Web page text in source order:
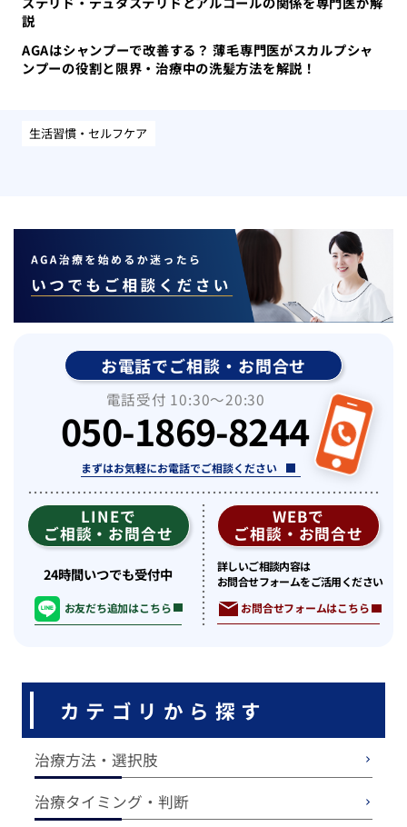
説
AGAはシャンプーで改善する？ 薄毛専門医がスカルプシャ
ンプーの役割と限界・治療中の洗髪方法を解説！
生活習慣・セルフケア
お電話でご相談・お問合せ
電話受付 10:30〜20:30
050-1869-8244
まずはお気軽にお電話でご相談ください
LINEで
ご相談・お問合せ
24時間いつでも受付中
お友だち追加はこちら
WEBで
ご相談・お問合せ
詳しいご相談内容は
お問合せフォームをご活用ください
お問合せフォームはこちら
カテゴリから探す
治療方法・選択肢
治療タイミング・判断